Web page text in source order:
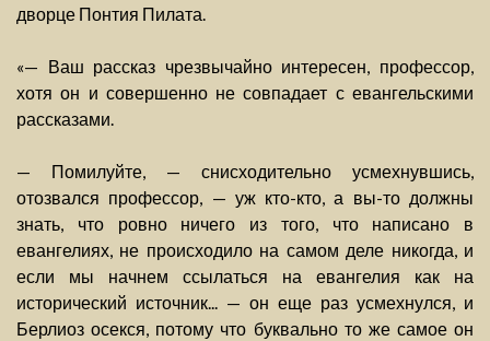
дворце Понтия Пилата.
«— Ваш рассказ чрезвычайно интересен, профессор,
хотя он и совершенно не совпадает с евангельскими
рассказами.
— Помилуйте, — снисходительно усмехнувшись,
отозвался профессор, — уж кто-кто, а вы-то должны
знать, что ровно ничего из того, что написано в
евангелиях, не происходило на самом деле никогда, и
если мы начнем ссылаться на евангелия как на
исторический источник... — он еще раз усмехнулся, и
Берлиоз осекся, потому что буквально то же самое он